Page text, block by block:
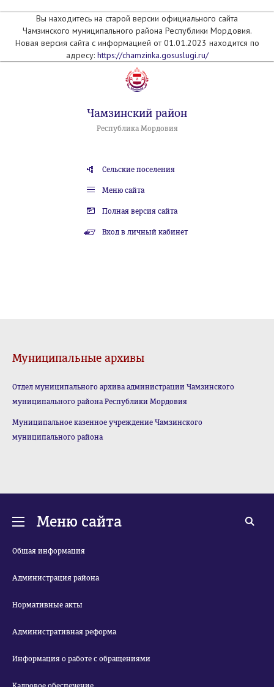
Вы находитесь на старой версии официального сайта
Чамзинского муниципального района Республики Мордовия.
Новая версия сайта с информацией от 01.01.2023 находится по
адресу: https://chamzinka.gosuslugi.ru/
Чамзинский район
Республика Мордовия
Сельские поселения
Меню сайта
Полная версия сайта
Вход в личный кабинет
Муниципальные архивы
Отдел муниципального архива администрации Чамзинского
муниципального района Республики Мордовия
Муниципальное казенное учреждение Чамзинского
муниципального района
Меню сайта
Общая информация
Администрация района
Нормативные акты
Административная реформа
Информация о работе с обращениями